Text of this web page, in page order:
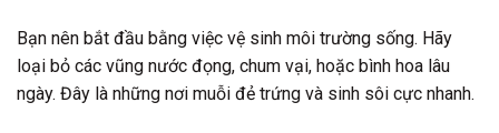
Bạn nên bắt đầu bằng việc vệ sinh môi trường sống. Hãy
loại bỏ các vũng nước đọng, chum vại, hoặc bình hoa lâu
ngày. Đây là những nơi muỗi đẻ trứng và sinh sôi cực nhanh.